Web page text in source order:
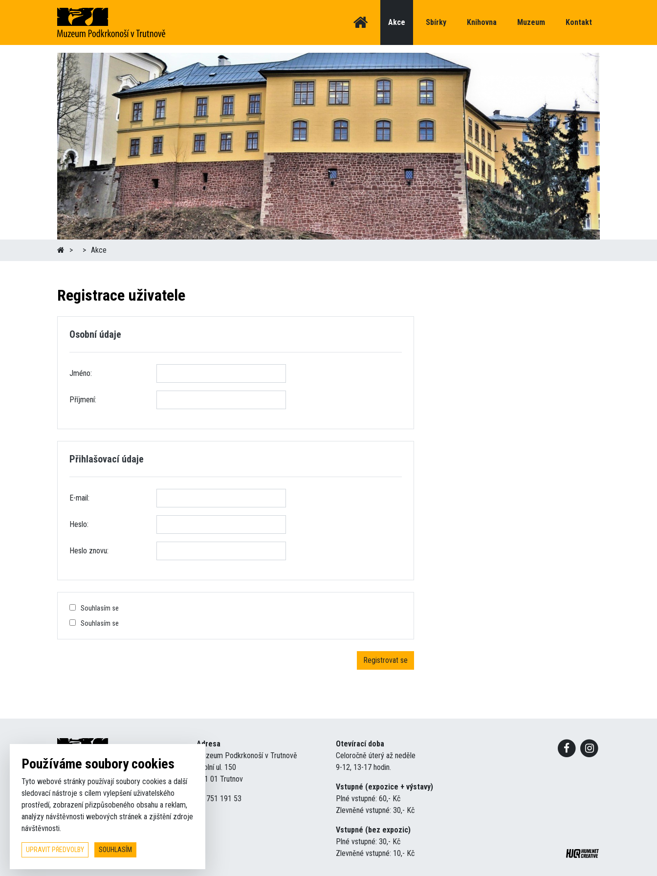
Akce Sbírky Knihovna Muzeum Kontakt
Akce
Registrace uživatele
Osobní údaje
Jméno:
Příjmení:
Přihlašovací údaje
E-mail:
Heslo:
Heslo znovu:
Souhlasím se
Souhlasím se
Nastavení cookies
© 2026
Adresa
Muzeum Podkrkonoší v Trutnově
Školní ul. 150
541 01 Trutnov
IČ: 751 191 53
Otevírací doba
Celoročně úterý až neděle
9-12, 13-17 hodin.
Vstupné (expozice + výstavy)
Plné vstupné: 60,- Kč
Zlevněné vstupné: 30,- Kč
Vstupné (bez expozic)
Plné vstupné: 30,- Kč
Zlevněné vstupné: 10,- Kč
Používáme soubory cookies
Tyto webové stránky používají soubory cookies a další
sledovací nástroje s cílem vylepšení uživatelského
prostředí, zobrazení přizpůsobeného obsahu a reklam,
analýzy návštěvnosti webových stránek a zjištění zdroje
návštěvnosti.
UPRAVIT PŘEDVOLBY SOUHLASÍM